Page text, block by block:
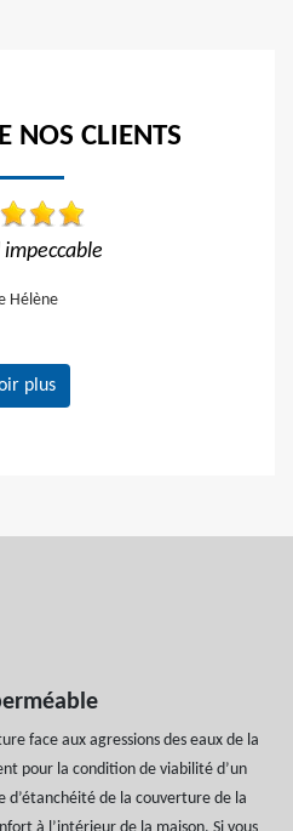
NOS CLIENTS
Réactif et efficace, je
plus
face aux agressions des eaux de la
pour la condition de viabilité d’un
de la couverture de la